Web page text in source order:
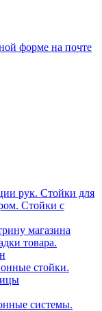
форме на почте
рук. Стойки для
Стойки с
магазина
товара.
стойки.
системы.